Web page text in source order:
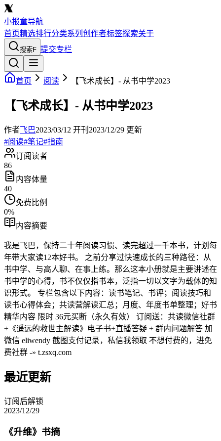
小报童导航
首页精选排行分类系列 创作者标签探索关于
搜索F 提交专栏
首页 阅读 【飞术成长】- 从书中学2023
【飞术成长】- 从书中学2023
作者飞巴2023/03/12 开刊 2023/12/29 更新
#阅读#笔记#指南
订阅读者
86
内容体量
40
免费比例
0%
内容摘要
我是飞巴，保持二十年阅读习惯、读完超过一千本书，计划每
年带大家读12本好书。 之前分享过快速成长的三种路径：从
书中学、与高人聊、在事上练。那么这本小册就是主要讲述在
书中学的心得，书不仅仅指书本，泛指一切以文字为载体的知
识形式。 专栏包含以下内容：读书笔记、书评；阅读技巧和
读书心得体会；共读营解读汇总；月度、年度书单整理；好书
精华内容 限时 36元买断（永久有效） 订阅送：共读微信社群
+《遥远的救世主解读》电子书+直播答疑 + 群内问题解答 加
微信 eliwendy 截图支付记录，私信我领取 不想付费的，进免
费社群 -» t.zsxq.com
最近更新
订阅后解锁
2023/12/29
《升维》书摘